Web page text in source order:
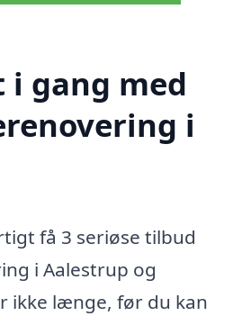
i gang med
i
få 3 seriøse tilbud
i Aalestrup og
ikke længe, før du kan